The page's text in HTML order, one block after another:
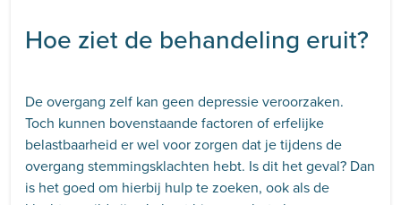
Hoe ziet de behandeling eruit?
De overgang zelf kan geen depressie veroorzaken.
Toch kunnen bovenstaande factoren of erfelijke
belastbaarheid er wel voor zorgen dat je tijdens de
overgang stemmingsklachten hebt. Is dit het geval? Dan
is het goed om hierbij hulp te zoeken, ook als de